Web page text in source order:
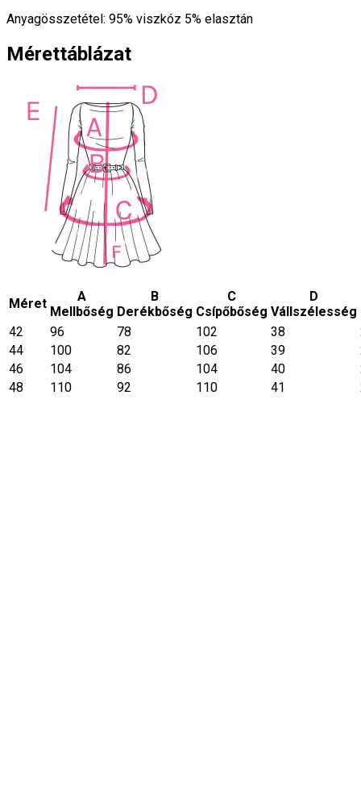
Anyagösszetétel: 95% viszkóz 5% elasztán
Mérettáblázat
Méret
A
Mellbőség
B
Derékbőség
C
Csípőbőség
D
Vállszélesség
42
96 78 102 38
44
100 82 106 39
46
104 86 104 40
48
110 92 110 41